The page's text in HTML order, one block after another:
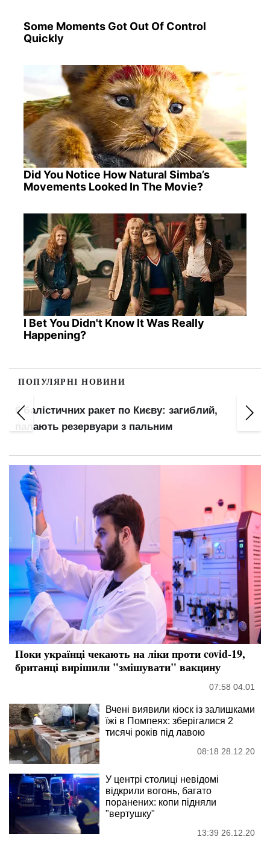
Some Moments Got Out Of Control
Quickly
Did You Notice How Natural Simba’s
Movements Looked In The Movie?
I Bet You Didn't Know It Was Really
Happening?
ПОПУЛЯРНІ НОВИНИ
Вчителям +20% і безкоштовні обіди 3 млн
учням: що зміниться в школах з вересня
Поки українці чекають на ліки проти covid-19,
британці вирішили "змішувати" вакцину
07:58 04.01
Вчені виявили кіоск із залишками
їжі в Помпеях: зберігалися 2
тисячі років під лавою
08:18 28.12.20
У центрі столиці невідомі
відкрили вогонь, багато
поранених: копи підняли
"вертушку"
13:39 26.12.20